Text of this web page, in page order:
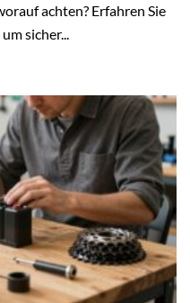
achten? Erfahren Sie
sicher...